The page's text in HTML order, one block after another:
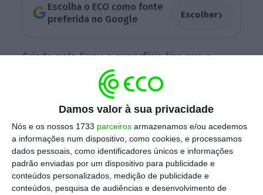
Damos valor à sua privacidade
Nós e os nossos 1733 parceiros armazenamos e/ou acedemos
a informações num dispositivo, como cookies, e processamos
dados pessoais, como identificadores únicos e informações
padrão enviadas por um dispositivo para publicidade e
conteúdos personalizados, medição de publicidade e
conteúdos, pesquisa de audiências e desenvolvimento de
Escolha o ECO como fonte
preferida no Google
Escolher›
Criado pela Sony, a superfície lisa que o
cobre não inclui pelos mas admite festinhas:
AIBO responde ao toque e até faz truques,
além de obedecer a ordens dadas por voz:
tudo graças à tecnologia desenvolvida pela
Cogitai, uma startup de inteligência artificial
com sede na Califórnia e que foi comprada
pela Sony. Também por isso, foi um dos
pontos altos do arranque da European